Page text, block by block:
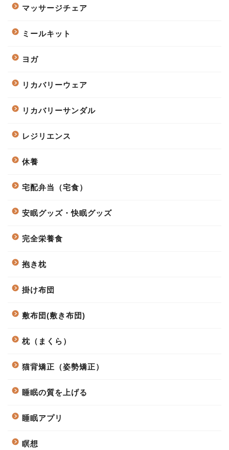
マッサージチェア
ミールキット
ヨガ
リカバリーウェア
リカバリーサンダル
レジリエンス
休養
宅配弁当（宅食）
安眠グッズ・快眠グッズ
完全栄養食
抱き枕
掛け布団
敷布団(敷き布団)
枕（まくら）
猫背矯正（姿勢矯正）
睡眠の質を上げる
睡眠アプリ
瞑想